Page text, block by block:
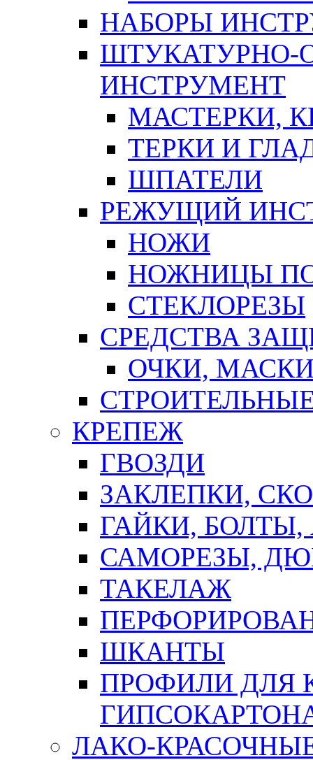
НАБОРЫ
ШТУКАТУРНО-
ИНСТРУМЕНТ
МАСТЕРКИ,
ТЕРКИ И
ШПАТЕЛИ
РЕЖУЩИЙ
НОЖИ
НОЖНИЦЫ
СТЕКЛОРЕЗЫ
СРЕДСТВА
ОЧКИ,
КРЕПЕЖ
ГВОЗДИ
ЗАКЛЕПКИ,
ГАЙКИ,
САМОРЕЗЫ,
ТАКЕЛАЖ
ШКАНТЫ
ПРОФИЛИ ДЛЯ
ЛАКО-